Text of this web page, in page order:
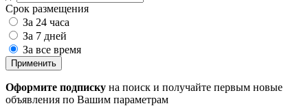
Срок размещения
За 24 часа
За 7 дней
За все время
Применить
Оформите подписку на поиск и получайте первым новые
объявления по Вашим параметрам